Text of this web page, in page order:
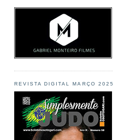
REVISTA DIGITAL MARÇO 2025